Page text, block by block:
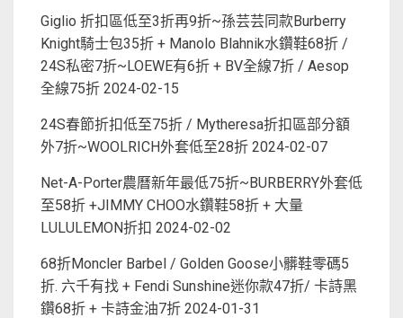
Giglio 折扣區低至3折再9折~孫芸芸同款Burberry
Knight騎士包35折 + Manolo Blahnik水鑽鞋68折 /
24S私密7折~LOEWE有6折 + BV全線7折 / Aesop
全線75折 2024-02-15
24S春節折扣低至75折 / Mytheresa折扣區部分額
外7折~WOOLRICH外套低至28折 2024-02-07
Net-A-Porter農曆新年最低75折~BURBERRY外套低
至58折 +JIMMY CHOO水鑽鞋58折 + 大量
LULULEMON折扣 2024-02-02
68折Moncler Barbel / Golden Goose小髒鞋零碼5
折. 六千有找 + Fendi Sunshine迷你款47折/ 卡詩黑
鑽68折 + 卡詩金油7折 2024-01-31